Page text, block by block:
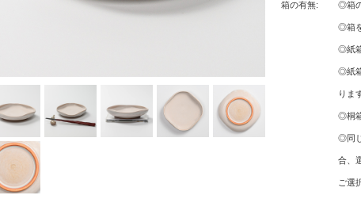
箱の有無: ◎箱
◎箱
◎紙
◎紙
りま
◎桐
◎同
合、
ご選